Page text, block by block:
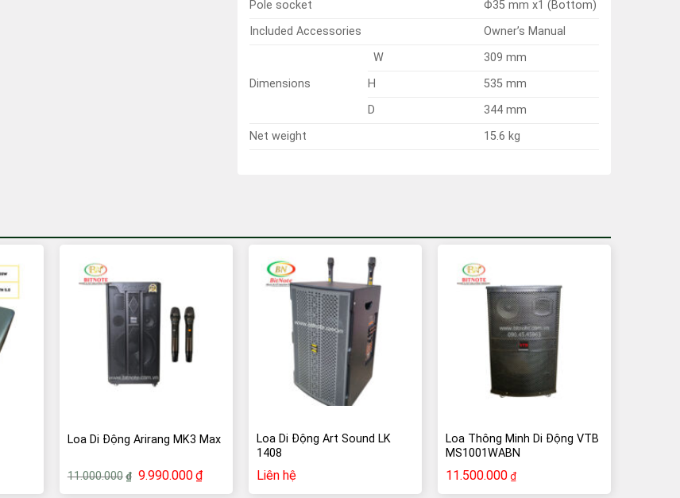
Pole socket
Φ35 mm x1 (Bottom)
Included Accessories
Owner’s Manual
Dimensions
W
309 mm
H
535 mm
D
344 mm
Net weight
15.6 kg
Loa Di Động Arirang MK3 Max
11.000.000 ₫ Giá
9.990.000₫Giá
Loa Di Động Art Sound LK
1408
Liên hệ
Loa Thông Minh Di Động VTB
MS1001WABN
11.500.000 ₫